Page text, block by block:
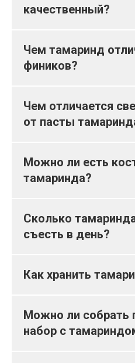
качественный?
Чем тамаринд
фиников?
Чем отличается
от пасты
Можно ли есть
тамаринда?
Сколько
съесть в день?
Как хранить
Можно ли собрать
набор с